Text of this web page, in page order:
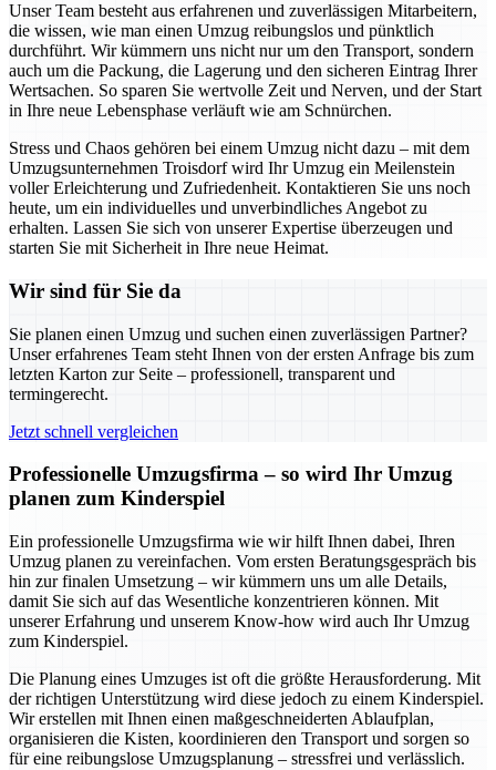
Unser Team besteht aus erfahrenen und zuverlässigen Mitarbeitern,
die wissen, wie man einen Umzug reibungslos und pünktlich
durchführt. Wir kümmern uns nicht nur um den Transport, sondern
auch um die Packung, die Lagerung und den sicheren Eintrag Ihrer
Wertsachen. So sparen Sie wertvolle Zeit und Nerven, und der Start
in Ihre neue Lebensphase verläuft wie am Schnürchen.
Stress und Chaos gehören bei einem Umzug nicht dazu – mit dem
Umzugsunternehmen Troisdorf wird Ihr Umzug ein Meilenstein
voller Erleichterung und Zufriedenheit. Kontaktieren Sie uns noch
heute, um ein individuelles und unverbindliches Angebot zu
erhalten. Lassen Sie sich von unserer Expertise überzeugen und
starten Sie mit Sicherheit in Ihre neue Heimat.
Wir sind für Sie da
Sie planen einen Umzug und suchen einen zuverlässigen Partner?
Unser erfahrenes Team steht Ihnen von der ersten Anfrage bis zum
letzten Karton zur Seite – professionell, transparent und
termingerecht.
Jetzt schnell vergleichen
Professionelle Umzugsfirma – so wird Ihr Umzug
planen zum Kinderspiel
Ein professionelle Umzugsfirma wie wir hilft Ihnen dabei, Ihren
Umzug planen zu vereinfachen. Vom ersten Beratungsgespräch bis
hin zur finalen Umsetzung – wir kümmern uns um alle Details,
damit Sie sich auf das Wesentliche konzentrieren können. Mit
unserer Erfahrung und unserem Know-how wird auch Ihr Umzug
zum Kinderspiel.
Die Planung eines Umzuges ist oft die größte Herausforderung. Mit
der richtigen Unterstützung wird diese jedoch zu einem Kinderspiel.
Wir erstellen mit Ihnen einen maßgeschneiderten Ablaufplan,
organisieren die Kisten, koordinieren den Transport und sorgen so
für eine reibungslose Umzugsplanung – stressfrei und verlässlich.